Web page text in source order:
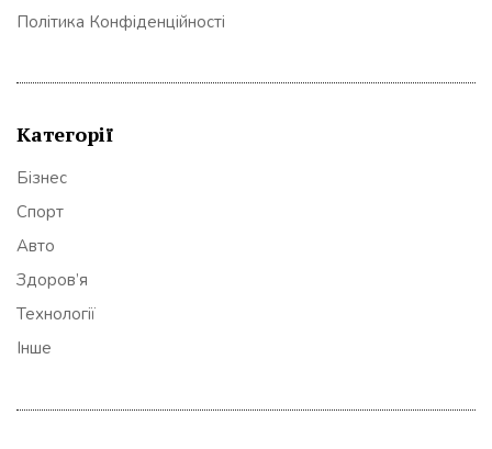
Політика Конфіденційності
Категорії
Бізнес
Спорт
Авто
Здоров’я
Технології
Інше